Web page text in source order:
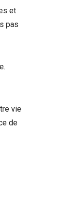
et
pas
vie
de